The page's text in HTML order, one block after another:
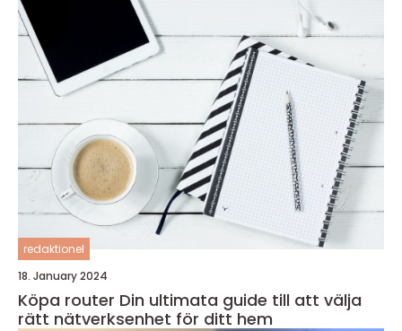
redaktionel
18. January 2024
Köpa router Din ultimata guide till att välja
rätt nätverksenhet för ditt hem